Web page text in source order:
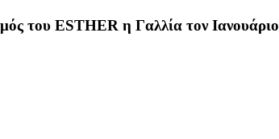
του ESTHER η Γαλλία τον Ιανουάριο